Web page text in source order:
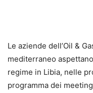
Le aziende dell’Oil &
mediterraneo
regime in Libia, nelle
programma dei